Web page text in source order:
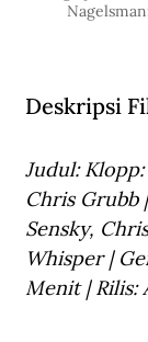
Deskripsi
Judul:
Chris Grubb
Sensky,
Whisper |
Menit | Rilis: